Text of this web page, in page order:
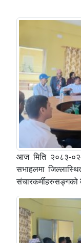
आज मिति २०८३-
सभाहलमा